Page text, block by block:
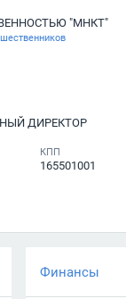
"МНКТ"
ДИРЕКТОР
КПП
165501001
Финансы